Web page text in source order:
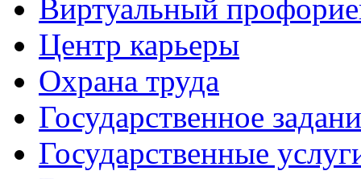
Виртуальный
Центр карьеры
Охрана труда
Государственное
Государственные